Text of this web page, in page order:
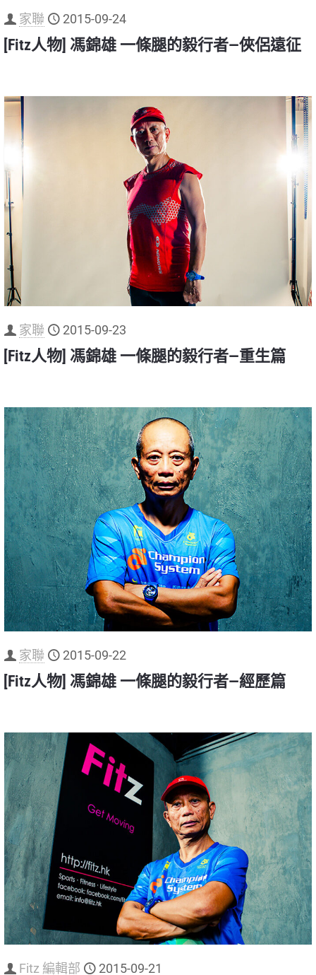
家聯 2015-09-24
[Fitz人物] 馮錦雄 一條腿的毅行者—俠侶遠征
家聯 2015-09-23
[Fitz人物] 馮錦雄 一條腿的毅行者—重生篇
家聯 2015-09-22
[Fitz人物] 馮錦雄 一條腿的毅行者—經歷篇
Fitz 編輯部 2015-09-21